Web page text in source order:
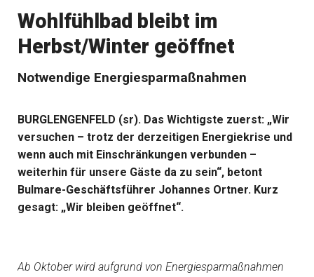
leserbriefe
Maxhütter Fischladen: Unser aktuelles
maxhütte-haidhof
Nutzen Sie aktuelle Angebote Ihrer
Wochenangebot! maxhütte-haidhof
Wohlfühlbad bleibt im
Herbst/Winter geöffnet
Notwendige Energiesparmaßnahmen
BURGLENGENFELD (sr). Das Wichtigste zuerst: „Wir
versuchen – trotz der derzeitigen Energiekrise und
wenn auch mit Einschränkungen verbunden –
weiterhin für unsere Gäste da zu sein“, betont
Bulmare-Geschäftsführer Johannes Ortner. Kurz
gesagt: „Wir bleiben geöffnet“.
Ab Oktober wird aufgrund von Energiesparmaßnahmen